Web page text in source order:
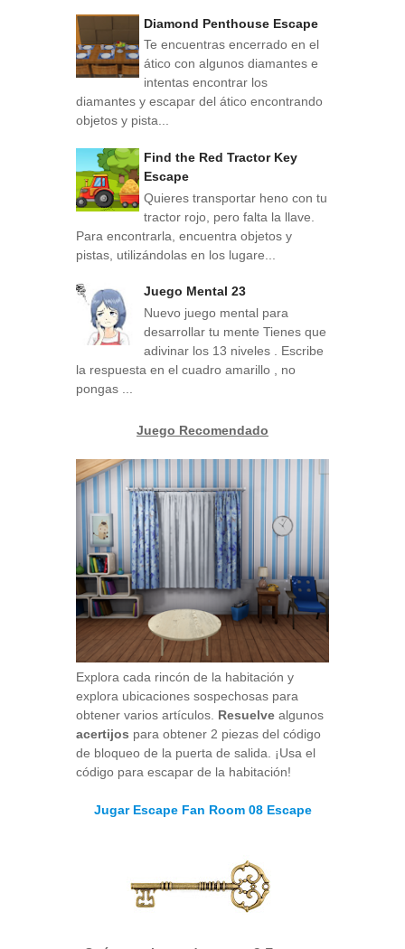
Diamond Penthouse Escape
Te encuentras encerrado en el
ático con algunos diamantes e
intentas encontrar los
diamantes y escapar del ático encontrando
objetos y pista...
Find the Red Tractor Key
Escape
Quieres transportar heno con tu
tractor rojo, pero falta la llave.
Para encontrarla, encuentra objetos y
pistas, utilizándolas en los lugare...
Juego Mental 23
Nuevo juego mental para
desarrollar tu mente Tienes que
adivinar los 13 niveles . Escribe
la respuesta en el cuadro amarillo , no
pongas ...
Juego Recomendado
Explora cada rincón de la habitación y
explora ubicaciones sospechosas para
obtener varios artículos. Resuelve algunos
acertijos para obtener 2 piezas del código
de bloqueo de la puerta de salida. ¡Usa el
código para escapar de la habitación!
Jugar Escape Fan Room 08 Escape